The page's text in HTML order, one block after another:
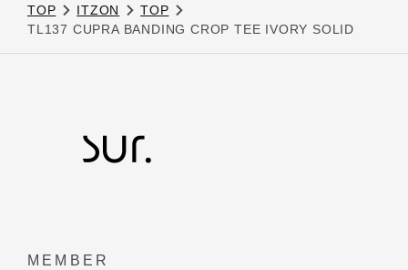
TOP ITZON
TOP
TL137 CUPRA BANDING CROP TEE IVORY SOLID
MEMBER